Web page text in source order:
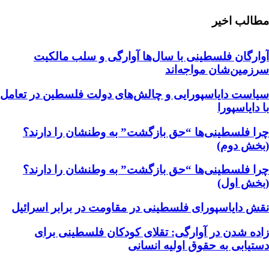
مطالب اخیر
آوارگان فلسطینی با سال‌ها آوارگی و سلب مالكيت
سرزمين‌شان مواجه‌اند
سیاست دایاسپورایی و چالش‌های دولت فلسطین در تعامل
با دایاسپورا
چرا فلسطینی‌ها “حق بازگشت” به وطنشان‌ را دارند؟
(بخش دوم)
چرا فلسطینی‌ها “حق بازگشت” به وطنشان‌ را دارند؟
(بخش اول)
نقش دایاسپورای فلسطینی در مقاومت در برابر اسرائیل
زاده شدن در آوارگی: تقلای کودکان فلسطینی برای
دستیابی به حقوق اولیه انسانی